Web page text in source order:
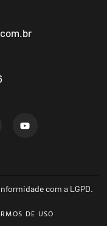
com a LGPD.
DE USO